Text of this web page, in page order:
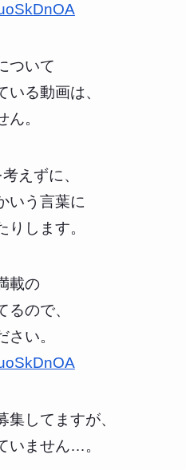
ついて
る動画は、
。
えずに、
いう言葉に
します。
載の
ので、
い。
集してますが、
いません…。